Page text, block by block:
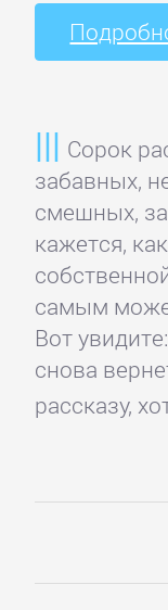
Сорок
забавных,
смешных,
кажется,
самым
Вот
снова
рассказу,
детективы
детективы
детективы
детективы
Крутой